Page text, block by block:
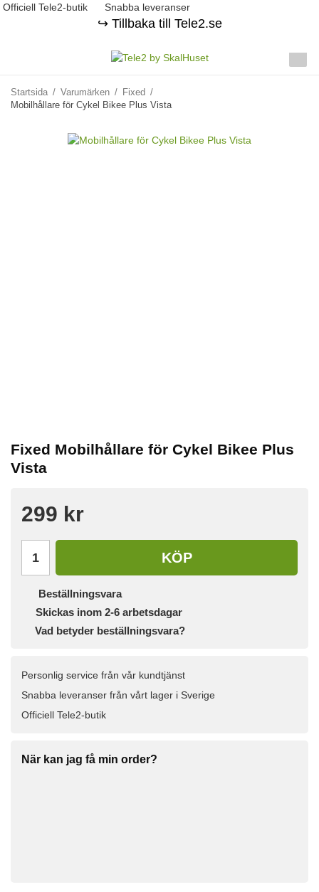
Officiell Tele2-butik Snabba leveranser
↪️ Tillbaka till Tele2.se
Startsida / Varumärken / Fixed /
Mobilhållare för Cykel Bikee Plus Vista
Fixed Mobilhållare för Cykel Bikee Plus
Vista
299 kr
KÖP
Beställningsvara
Skickas inom 2-6 arbetsdagar
Vad betyder beställningsvara?
Personlig service från vår kundtjänst
Snabba leveranser från vårt lager i Sverige
Officiell Tele2-butik
När kan jag få min order?